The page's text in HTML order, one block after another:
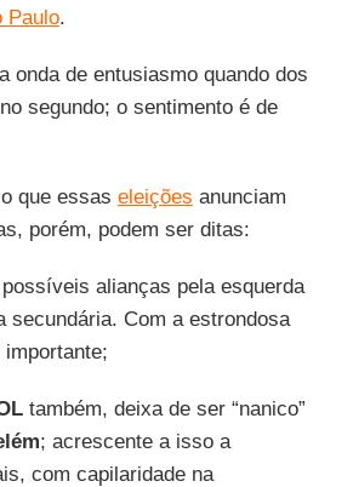
Paulo.
onda de entusiasmo quando dos
segundo; o sentimento é de
que essas eleições anunciam
porém, podem ser ditas:
alianças pela esquerda
secundária. Com a estrondosa
também, deixa de ser “nanico”
; acrescente a isso a
com capilaridade na